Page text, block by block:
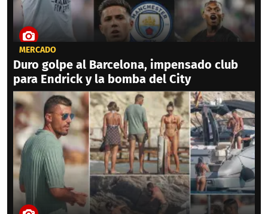
MERCADO
Duro golpe al Barcelona, impensado club
para Endrick y la bomba del City